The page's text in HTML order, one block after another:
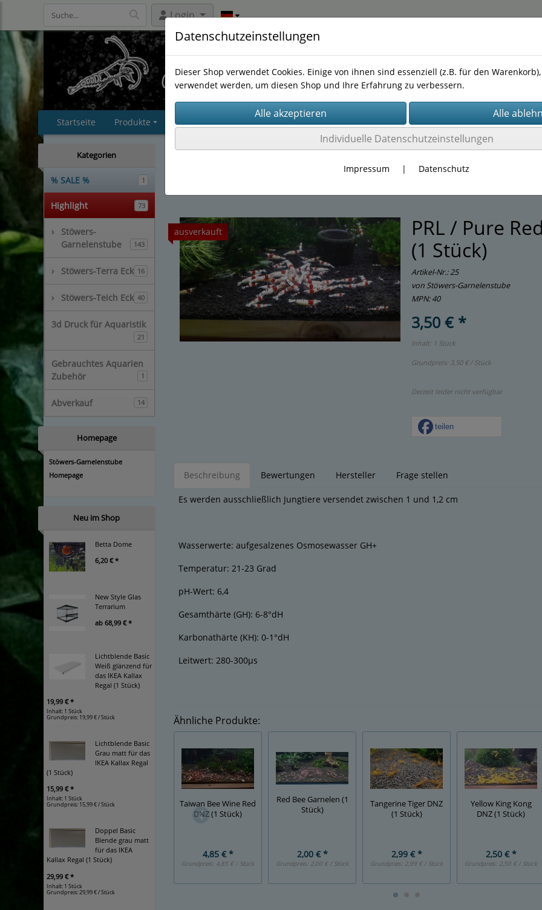
Login
Startseite Produkte Impressum AGB Kontakt Tel.0172 1063170
Kategorien
% SALE % 1
Highlight 73
›
Stöwers-
Garnelenstube
143
› Stöwers-Terra Eck 16
› Stöwers-Teich Eck 40
3d Druck für Aquaristik
21
Gebrauchtes Aquarien
Zubehör
1
Abverkauf 14
Homepage
Stöwers-Garnelenstube
Homepage
Neu im Shop
Betta Dome
6,20 € *
New Style Glas
Terrarium
ab 68,99 € *
Lichtblende Basic
Weiß glänzend für
das IKEA Kallax
Regal (1 Stück)
19,99 € *
Inhalt: 1 Stück
Grundpreis: 19,99 € / Stück
Lichtblende Basic
Grau matt für das
IKEA Kallax Regal
(1 Stück)
15,99 € *
Inhalt: 1 Stück
Grundpreis: 15,99 € / Stück
Doppel Basic
Blende grau matt
für das IKEA
Kallax Regal (1 Stück)
29,99 € *
Inhalt: 1 Stück
Grundpreis:29,99 € / Stück
Stöwers-Garnelenstube(143)
ausverkauft
PRL / Pure
(1 Stück)
Artikel-Nr.:25
von Stöwers-Garnelenstube
MPN: 40
3,50 € *
Inhalt: 1 Stück
Grundpreis: 3,50 € / Stück
Derzeit leider nicht verfügbar
teilen
Beschreibung Bewertungen Hersteller Frage stellen
Es werden ausschließlich Jungtiere versendet zwischen 1 und 1,2 cm
Wasserwerte: aufgesalzenes Osmosewasser GH+
Temperatur: 21-23 Grad
pH-Wert: 6,4
Gesamthärte (GH): 6-8°dH
Karbonathärte (KH): 0-1°dH
Leitwert: 280-300µs
Ähnliche Produkte:
Taiwan Bee Wine Red
DNZ (1 Stück)
4,85 € *
Grundpreis: 4,85 € / Stück
Red Bee Garnelen (1
Stück)
2,00 € *
Grundpreis: 2,00 € / Stück
Tangerine Tiger DNZ
(1 Stück)
2,99 € *
Grundpreis: 2,99 € / Stück
Yellow King Kong
DNZ (1 Stück)
2,50 € *
Grundpreis: 2,50 € / Stück
Datenschutzeinstellungen
Dieser Shop verwendet Cookies. Einige von ihnen sind essenziell (z.B. für den
verwendet werden, um diesen Shop und Ihre Erfahrung zu verbessern.
Individuelle Datenschutzeinstellungen
Impressum | Datenschutz